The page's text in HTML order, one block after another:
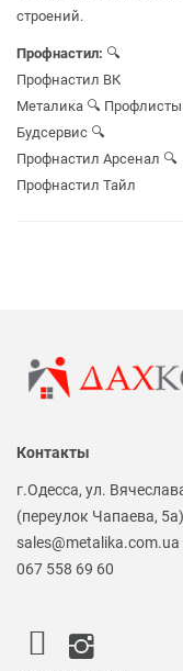
строений.
Профнастил: 🔍
Профнастил ВК
Металика 🔍 Профлисты
Будсервис 🔍
Профнастил Арсенал 🔍
Профнастил Тайл
Контакты
г.Одесса, ул.
(переулок Чапаева, 5а)
sales@metalika.com.ua
067 558 69 60